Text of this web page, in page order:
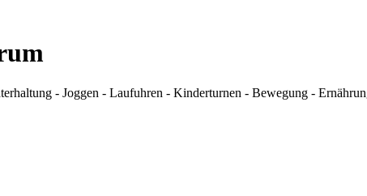
- Joggen - Laufuhren - Kinderturnen - Bewegung -